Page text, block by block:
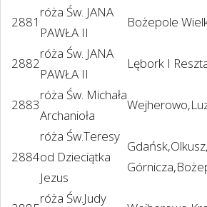
2881
róża Św. JANA
PAWŁA II
Bożepole
2882
róża Św. JANA
PAWŁA II
Lębork I
2883
róża Św. Michała
Archanioła
2884
róża Św.Teresy
od Dzieciątka
Jezus
róża Św.Judy